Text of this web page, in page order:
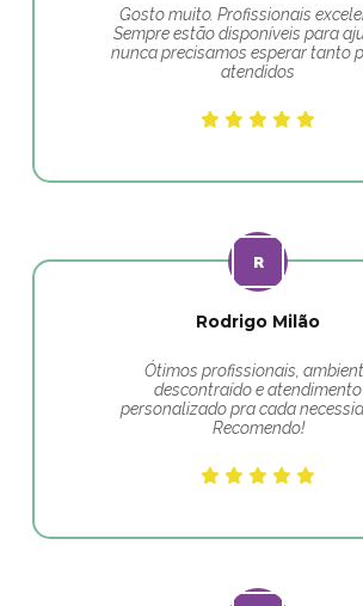
Gosto muito. Profissionais
Sempre estão disponíveis para
nunca precisamos esperar tanto
atendidos
Rodrigo Milão
Ótimos profissionais,
descontraído e atendimento
personalizado pra cada
Recomendo!